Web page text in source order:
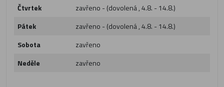
Čtvrtek
zavřeno - (dovolená , 4.8. - 14.8.)
Pátek
zavřeno - (dovolená , 4.8. - 14.8.)
Sobota
zavřeno
Neděle
zavřeno